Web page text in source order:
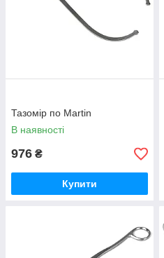
Тазомір по Martin
В наявності
976 ₴
Купити